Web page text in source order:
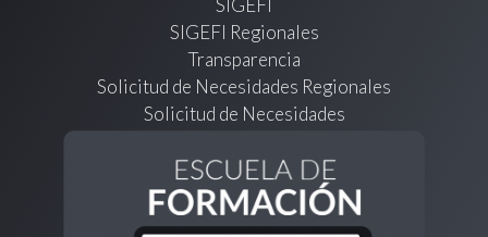
SIGEFI
SIGEFI Regionales
Transparencia
Solicitud de Necesidades Regionales
Solicitud de Necesidades